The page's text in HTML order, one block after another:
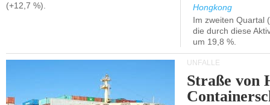
(+12,7 %).
Hongkong
Im zweiten Quartal
die durch diese
um 19,8 %.
UNFÄLLE
Straße von